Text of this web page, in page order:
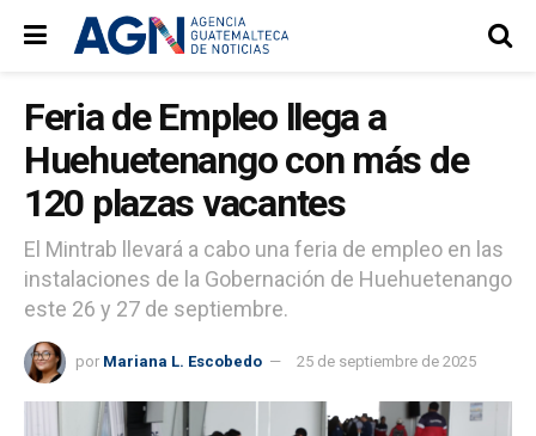
Feria de Empleo llega a
Huehuetenango con más de
120 plazas vacantes
El Mintrab llevará a cabo una feria de empleo en las
instalaciones de la Gobernación de Huehuetenango
este 26 y 27 de septiembre.
por Mariana L. Escobedo 25 de septiembre de 2025